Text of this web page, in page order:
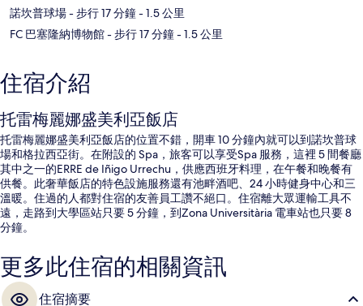
諾坎普球場- 步行 17 分鐘- 1.5 公里
FC 巴塞隆納博物館- 步行 17 分鐘- 1.5 公里
住宿介紹
托雷梅麗娜盛美利亞飯店
托雷梅麗娜盛美利亞飯店的位置不錯，開車 10 分鐘內就可以到諾坎普球
場和格拉西亞街。在附設的 Spa，旅客可以享受Spa 服務，這裡 5 間餐廳
其中之一的ERRE de Iñigo Urrechu，供應西班牙料理，在午餐和晚餐有
供餐。此奢華飯店的特色設施服務還有池畔酒吧、24 小時健身中心和三
溫暖。住過的人都對住宿的友善員工讚不絕口。住宿離大眾運輸工具不
遠，走路到大學區站只要 5 分鐘，到Zona Universitària 電車站也只要 8
分鐘。
更多此住宿的相關資訊
住宿摘要